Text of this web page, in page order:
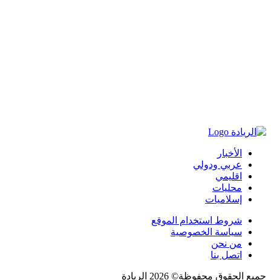
الأخبار
عربي ودولي
اقليمي
محليات
إسلاميات
شروط استخدام الموقع
سياسة الخصوصية
من نحن
اتصل بنا
جميع الحقوق محفوظة© 2026 الريادة